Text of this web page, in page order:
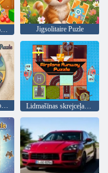
Relaksējošas mini spēles Jigsolitaire Puzle
Abstrakciju relaksējoša apaļa mīkla Lidmašīnas skrejceļa mīkla